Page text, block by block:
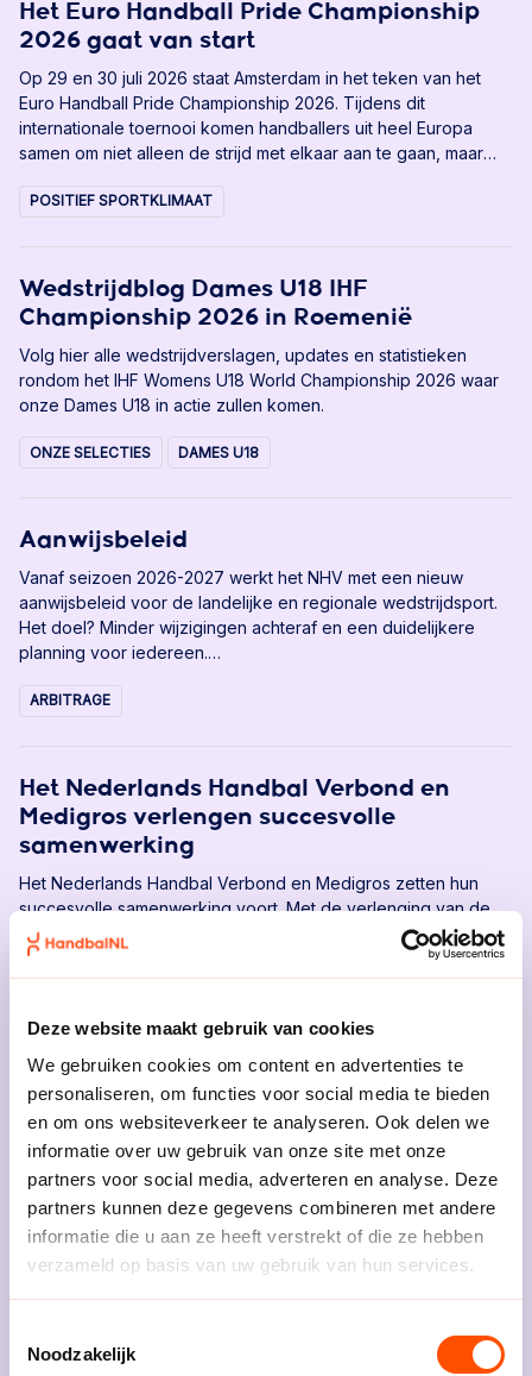
Deze website maakt gebruik van cookies
We gebruiken cookies om content en advertenties te
personaliseren, om functies voor social media te bieden
en om ons websiteverkeer te analyseren. Ook delen we
informatie over uw gebruik van onze site met onze
partners voor social media, adverteren en analyse. Deze
partners kunnen deze gegevens combineren met andere
informatie die u aan ze heeft verstrekt of die ze hebben
verzameld op basis van uw gebruik van hun services.
Noodzakelijk
Het Euro Handball Pride Championship
2026 gaat van start
Op 29 en 30 juli 2026 staat Amsterdam in het teken van het
Euro Handball Pride Championship 2026. Tijdens dit
internationale toernooi komen handballers uit heel Europa
samen om niet alleen de strijd met elkaar aan te gaan, maar
iedereen welkom is.
POSITIEF SPORTKLIMAAT
Wedstrijdblog Dames U18 IHF
Championship 2026 in Roemenië
Volg hier alle wedstrijdverslagen, updates en statistieken
rondom het IHF Womens U18 World Championship 2026 waar
onze Dames U18 in actie zullen komen.
ONZE SELECTIES DAMES U18
Aanwijsbeleid
Vanaf seizoen 2026-2027 werkt het NHV met een nieuw
aanwijsbeleid voor de landelijke en regionale wedstrijdsport.
Het doel? Minder wijzigingen achteraf en een duidelijkere
planning voor iedereen.
scheidsrechter aanwijzingen regelmatig nog wijzigingen nodig
Dat zorgt voor extra werk én onduidelijkheid voor
scheidsrechters, verenigingen en andere betrokkenen.
ARBITRAGE
Het Nederlands Handbal Verbond en
Medigros verlengen succesvolle
samenwerking
Het Nederlands Handbal Verbond en Medigros zetten hun
succesvolle samenwerking voort. Met de verlenging van de
overeenkomst blijft Medigros een belangrijke supplier van
onze nationale selecties, jeugdselecties en de
HandbalAcademie.
Heren U20 pakken de titel op het EHF
Championship 2026
De Heren U20 hebben de titel op het EHF Championship I in
Kosovo veroverd. Na een foutloze reeks ging er ook in de
finale niets mis bij de ploeg van Celine Michielsen en Pascal
Lucassen. Van Estland werd in de poulefase al ruim gewonnen
met 33-23, en ook in de finale konden de Heren U20
Nederland. Een mooie prestatie voor het handbal aan de
jongenskant.
Dit is de selectie Heren U18 voor het EHF